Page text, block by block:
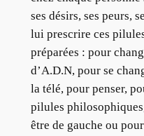
ses désirs, ses peurs,
lui prescrire ces
préparées : pour
d’A.D.N, pour se
la télé, pour penser,
pilules
être de gauche ou